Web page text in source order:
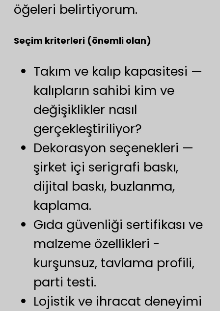
öğeleri belirtiyorum.
Seçim kriterleri (önemli olan)
Takım ve kalıp kapasitesi —
kalıpların sahibi kim ve
değişiklikler nasıl
gerçekleştiriliyor?
Dekorasyon seçenekleri —
şirket içi serigrafi baskı,
dijital baskı, buzlanma,
kaplama.
Gıda güvenliği sertifikası ve
malzeme özellikleri -
kurşunsuz, tavlama profili,
parti testi.
Lojistik ve ihracat deneyimi